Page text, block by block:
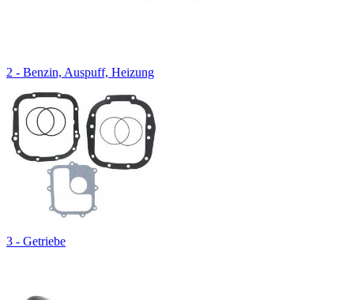
2 - Benzin, Auspuff, Heizung
3 - Getriebe